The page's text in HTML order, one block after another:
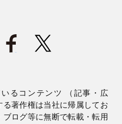
るコンテンツ （記事・広
著作権は当社に帰属してお
ブログ等に無断で転載・転用